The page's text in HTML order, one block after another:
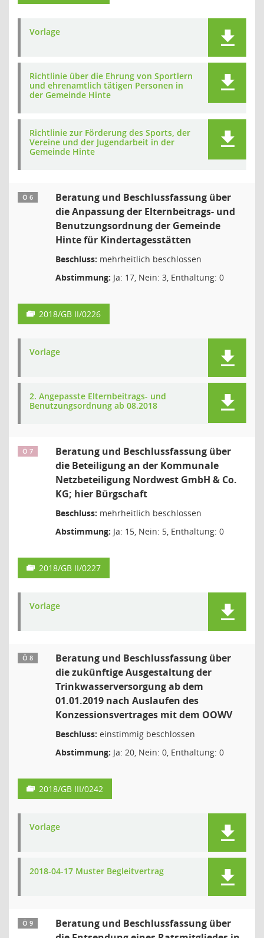
Vorlage
Richtlinie über die Ehrung von Sportlern
und ehrenamtlich tätigen Personen in
der Gemeinde Hinte
Richtlinie zur Förderung des Sports, der
Vereine und der Jugendarbeit in der
Gemeinde Hinte
Ö 6
Beratung und Beschlussfassung über
die Anpassung der Elternbeitrags- und
Benutzungsordnung der Gemeinde
Hinte für Kindertagesstätten
Beschluss: mehrheitlich beschlossen
Abstimmung: Ja: 17, Nein: 3, Enthaltung: 0
2018/GB II/0226
Vorlage
2. Angepasste Elternbeitrags- und
Benutzungsordnung ab 08.2018
Ö 7
Beratung und Beschlussfassung über
die Beteiligung an der Kommunale
Netzbeteiligung Nordwest GmbH & Co.
KG; hier Bürgschaft
Beschluss: mehrheitlich beschlossen
Abstimmung: Ja: 15, Nein: 5, Enthaltung: 0
2018/GB II/0227
Vorlage
Ö 8
Beratung und Beschlussfassung über
die zukünftige Ausgestaltung der
Trinkwasserversorgung ab dem
01.01.2019 nach Auslaufen des
Konzessionsvertrages mit dem OOWV
Beschluss: einstimmig beschlossen
Abstimmung: Ja: 20, Nein: 0, Enthaltung: 0
2018/GB III/0242
Vorlage
2018-04-17 Muster Begleitvertrag
Ö 9
Beratung und Beschlussfassung über